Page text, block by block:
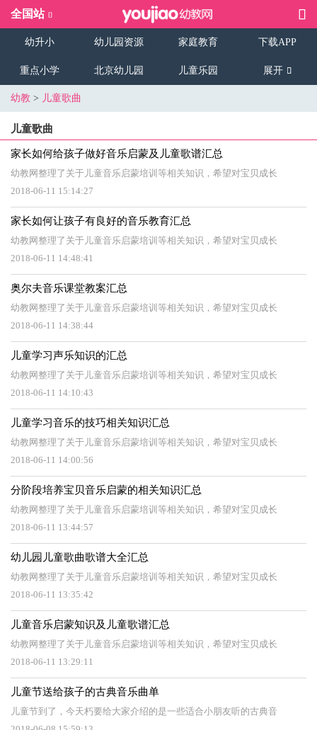
全国站
幼升小 幼儿园资源 家庭教育 下载APP
重点小学 北京幼儿园 儿童乐园 展开
幼教 > 儿童歌曲
儿童歌曲
家长如何给孩子做好音乐启蒙及儿童歌谱汇总
幼教网整理了关于儿童音乐启蒙培训等相关知识，希望对宝贝成长
2018-06-11 15:14:27
家长如何让孩子有良好的音乐教育汇总
幼教网整理了关于儿童音乐启蒙培训等相关知识，希望对宝贝成长
2018-06-11 14:48:41
奥尔夫音乐课堂教案汇总
幼教网整理了关于儿童音乐启蒙培训等相关知识，希望对宝贝成长
2018-06-11 14:38:44
儿童学习声乐知识的汇总
幼教网整理了关于儿童音乐启蒙培训等相关知识，希望对宝贝成长
2018-06-11 14:10:43
儿童学习音乐的技巧相关知识汇总
幼教网整理了关于儿童音乐启蒙培训等相关知识，希望对宝贝成长
2018-06-11 14:00:56
分阶段培养宝贝音乐启蒙的相关知识汇总
幼教网整理了关于儿童音乐启蒙培训等相关知识，希望对宝贝成长
2018-06-11 13:44:57
幼儿园儿童歌曲歌谱大全汇总
幼教网整理了关于儿童音乐启蒙培训等相关知识，希望对宝贝成长
2018-06-11 13:35:42
儿童音乐启蒙知识及儿童歌谱汇总
幼教网整理了关于儿童音乐启蒙培训等相关知识，希望对宝贝成长
2018-06-11 13:29:11
儿童节送给孩子的古典音乐曲单
儿童节到了，今天朽要给大家介绍的是一些适合小朋友听的古典音